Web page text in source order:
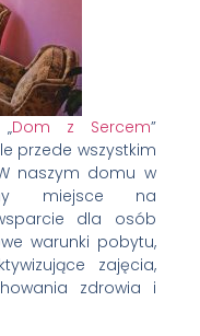
Dom z Sercem”
przede wszystkim
naszym domu w
miejsce na
dla osób
warunki pobytu,
zajęcia,
zdrowia i